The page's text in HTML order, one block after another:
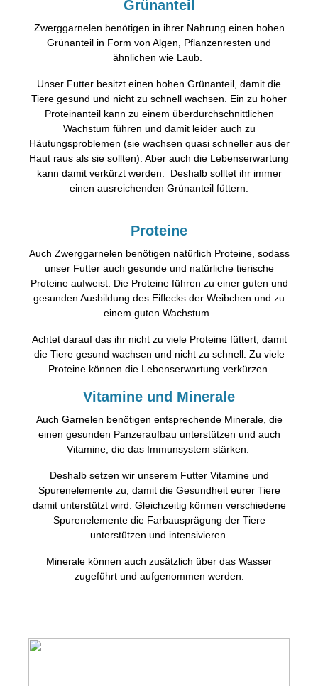
Grünanteil
Zwerggarnelen benötigen in ihrer Nahrung einen hohen
Grünanteil in Form von Algen, Pflanzenresten und
ähnlichen wie Laub.
Unser Futter besitzt einen hohen Grünanteil, damit die
Tiere gesund und nicht zu schnell wachsen. Ein zu hoher
Proteinanteil kann zu einem überdurchschnittlichen
Wachstum führen und damit leider auch zu
Häutungsproblemen (sie wachsen quasi schneller aus der
Haut raus als sie sollten). Aber auch die Lebenserwartung
kann damit verkürzt werden. Deshalb solltet ihr immer
einen ausreichenden Grünanteil füttern.
Proteine
Auch Zwerggarnelen benötigen natürlich Proteine, sodass
unser Futter auch gesunde und natürliche tierische
Proteine aufweist. Die Proteine führen zu einer guten und
gesunden Ausbildung des Eiflecks der Weibchen und zu
einem guten Wachstum.
Achtet darauf das ihr nicht zu viele Proteine füttert, damit
die Tiere gesund wachsen und nicht zu schnell. Zu viele
Proteine können die Lebenserwartung verkürzen.
Vitamine und Minerale
Auch Garnelen benötigen entsprechende Minerale, die
einen gesunden Panzeraufbau unterstützen und auch
Vitamine, die das Immunsystem stärken.
Deshalb setzen wir unserem Futter Vitamine und
Spurenelemente zu, damit die Gesundheit eurer Tiere
damit unterstützt wird. Gleichzeitig können verschiedene
Spurenelemente die Farbausprägung der Tiere
unterstützen und intensivieren.
Minerale können auch zusätzlich über das Wasser
zugeführt und aufgenommen werden.